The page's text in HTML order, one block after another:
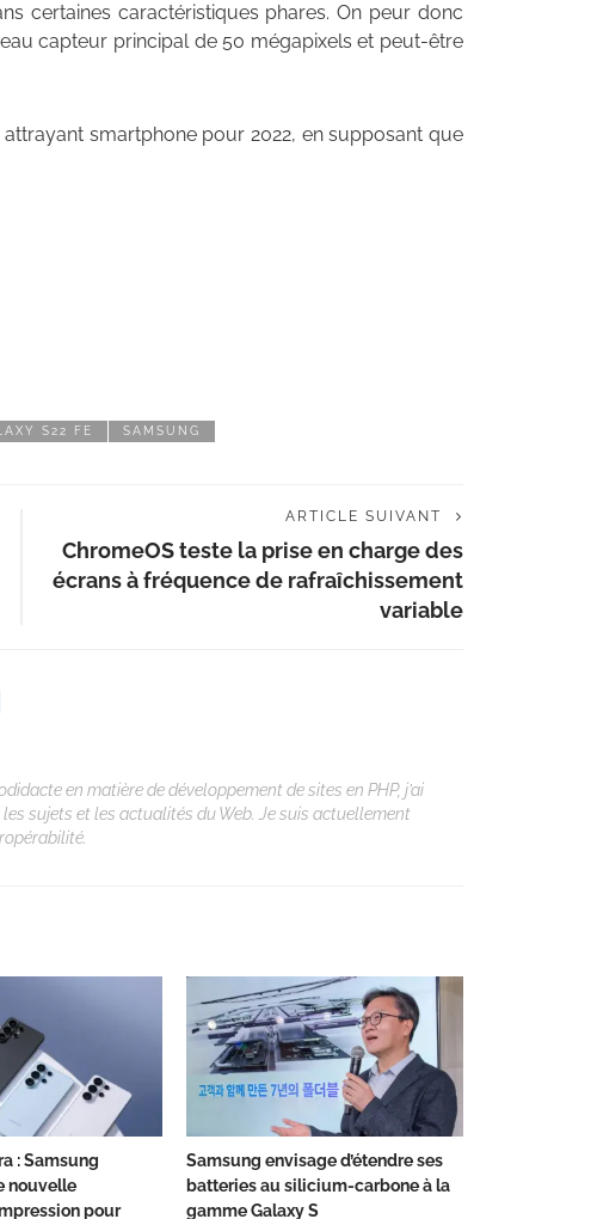
certaines caractéristiques phares. On peur donc
capteur principal de 50 mégapixels et peut-être
smartphone pour 2022, en supposant que
S22 FE SAMSUNG
ARTICLE SUIVANT
ChromeOS teste la prise en charge des
écrans à fréquence de rafraîchissement
variable
en matière de développement de sites en PHP, j’ai
sujets et les actualités du Web. Je suis actuellement
: Samsung
nouvelle
pour
Samsung envisage d’étendre ses
batteries au silicium-carbone à la
gamme Galaxy S